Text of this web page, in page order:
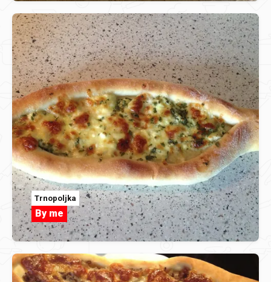
Trnopoljka
By me